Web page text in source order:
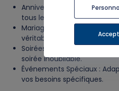
Anniversaires : Créez une
tous les âges.
Mariages : Transformez
véritable fête.
Soirées Entre Amis : Faites
soirée inoubliable.
Événements Spéciaux :
vos besoins spécifiques.